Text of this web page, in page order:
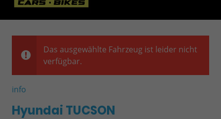
Das ausgewählte Fahrzeug ist leider nicht
verfügbar.
info
Hyundai TUCSON